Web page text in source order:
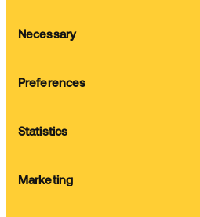
Necessary
Preferences
Statistics
Marketing
Zapewniamy skuteczne środki
Przeszkolimy Twój personel, aby w